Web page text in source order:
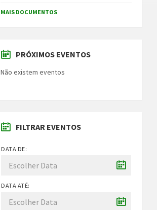
MAIS DOCUMENTOS
PRÓXIMOS EVENTOS
Não existem eventos
FILTRAR EVENTOS
DATA DE:
DATA ATÉ: